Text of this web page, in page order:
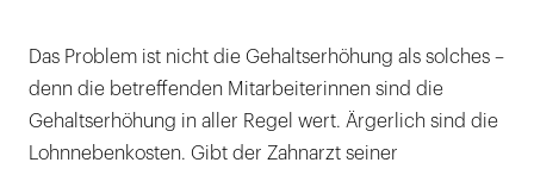
Preisnachlässe
Essensmarken oder -zuschüsse
Das Problem ist nicht die Gehaltserhöhung als solches –
denn die betreffenden Mitarbeiterinnen sind die
Gehaltserhöhung in aller Regel wert. Ärgerlich sind die
Lohnnebenkosten. Gibt der Zahnarzt seiner